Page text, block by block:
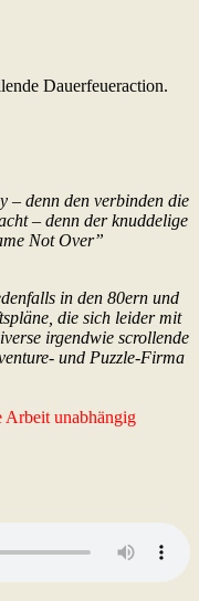
Dauerfeueraction.
– denn den verbinden die
– denn der knuddelige
Not Over”
in den 80ern und
die sich leider mit
irgendwie scrollende
und Puzzle-Firma
Arbeit unabhängig